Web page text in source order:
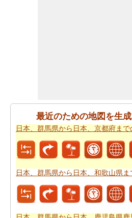
たの飛行時間を管理するために
本 〒371-8570を経由して、日
を見つけることができます。自
県から日本、〒367-0041 埼玉
までのあなたの旅行を計画するの
あなたはそれが確からしいの停
の途中でポイントを与えマップ
最近のための地図を生
日本、群馬県から日本、京都府まで
日本、群馬県から日本、和歌山県ま